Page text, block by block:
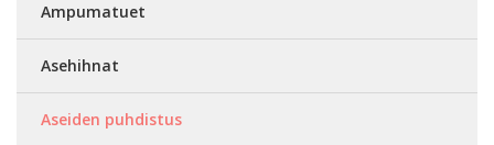
Ampumatuet
Asehihnat
Aseiden puhdistus